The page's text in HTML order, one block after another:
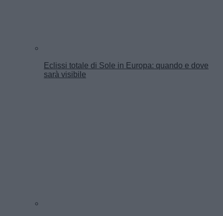
Eclissi totale di Sole in Europa: quando e dove
sarà visibile